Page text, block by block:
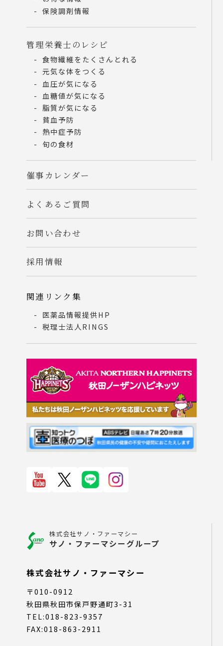
株式会社サノ・ファーマシー
サノ・ファーマシーグループ
株式会社サノ・ファーマシー
〒010-0912
秋田県秋田市保戸野通町3-31
TEL:018-823-9357
FAX:018-863-2911
保険調剤情報
管理栄養士のレシピ
食物繊維をたくさんとれる
元気な体をつくる
血圧が気になる
血糖値が気になる
脂質が気になる
貧血予防
熱中症予防
旬の食材
催事カレンダー
よくあるご質問
お問い合わせ
採用情報
関連リンク集
医薬品情報提供HP
税理士法人RINGS